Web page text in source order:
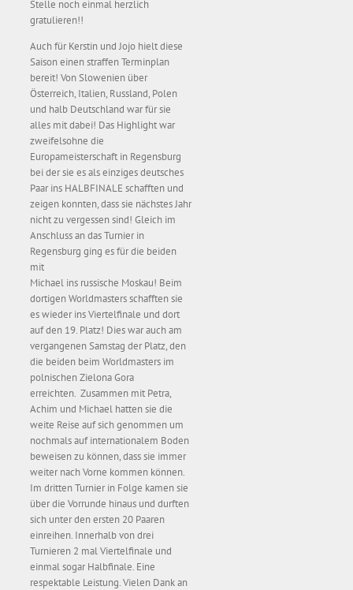
Stelle noch einmal herzlich
gratulieren!!
Auch für Kerstin und Jojo hielt diese
Saison einen straffen Terminplan
bereit! Von Slowenien über
Österreich, Italien, Russland, Polen
und halb Deutschland war für sie
alles mit dabei! Das Highlight war
zweifelsohne die
Europameisterschaft in Regensburg
bei der sie es als einziges deutsches
Paar ins HALBFINALE schafften und
zeigen konnten, dass sie nächstes Jahr
nicht zu vergessen sind! Gleich im
Anschluss an das Turnier in
Regensburg ging es für die beiden
mit
Michael ins russische Moskau! Beim
dortigen Worldmasters schafften sie
es wieder ins Viertelfinale und dort
auf den 19. Platz! Dies war auch am
vergangenen Samstag der Platz, den
die beiden beim Worldmasters im
polnischen Zielona Gora
erreichten. Zusammen mit Petra,
Achim und Michael hatten sie die
weite Reise auf sich genommen um
nochmals auf internationalem Boden
beweisen zu können, dass sie immer
weiter nach Vorne kommen können.
Im dritten Turnier in Folge kamen sie
über die Vorrunde hinaus und durften
sich unter den ersten 20 Paaren
einreihen. Innerhalb von drei
Turnieren 2 mal Viertelfinale und
einmal sogar Halbfinale. Eine
respektable Leistung. Vielen Dank an